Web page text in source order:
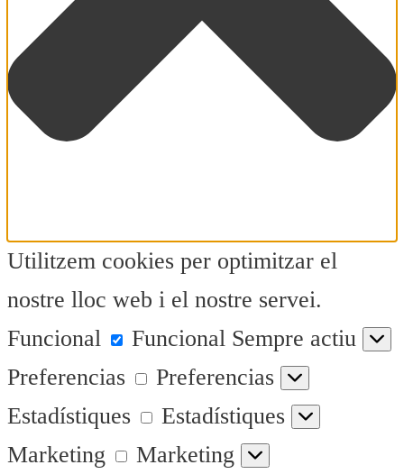
Utilitzem cookies per optimitzar el
nostre lloc web i el nostre servei.
Funcional
Funcional Sempre actiu
Preferencias
Preferencias
Estadístiques
Estadístiques
Marketing
Marketing